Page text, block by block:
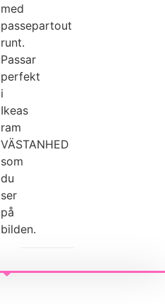
med
passepartout
runt.
Passar
perfekt
i
Ikeas
ram
VÄSTANHED
som
du
ser
på
bilden.